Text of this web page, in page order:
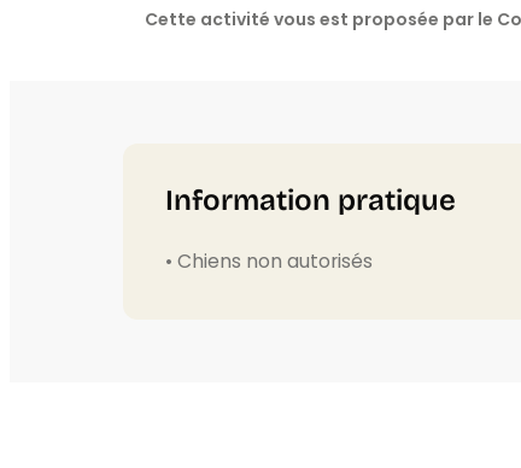
Cette activité vous est proposée par le
Information pratique
• Chiens non autorisés